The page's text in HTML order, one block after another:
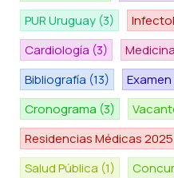
PUR Uruguay (3)
Cardiología (3)
Bibliografía (13)
Cronograma (3)
Residencias Médicas 2025
Salud Pública (1)